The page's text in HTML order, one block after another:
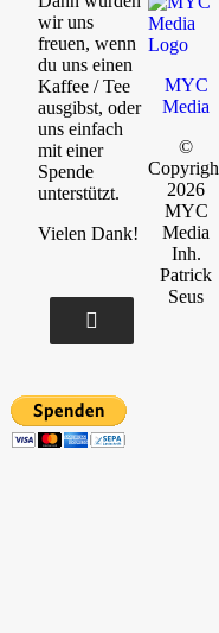
wir uns
freuen, wenn
du uns einen
Kaffee / Tee
ausgibst, oder
uns einfach
mit einer
Spende
unterstützt.
Vielen Dank!
MYC
Media
©
2026
MYC
Media
Inh.
Patrick
Seus